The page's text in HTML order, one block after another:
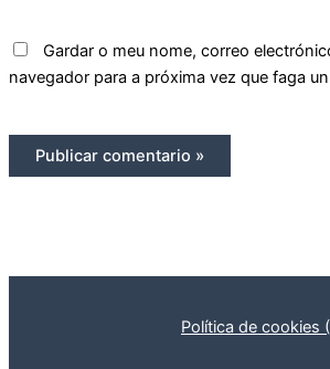
Gardar o meu nome, correo
navegador para a próxima vez que faga
Política de cookies